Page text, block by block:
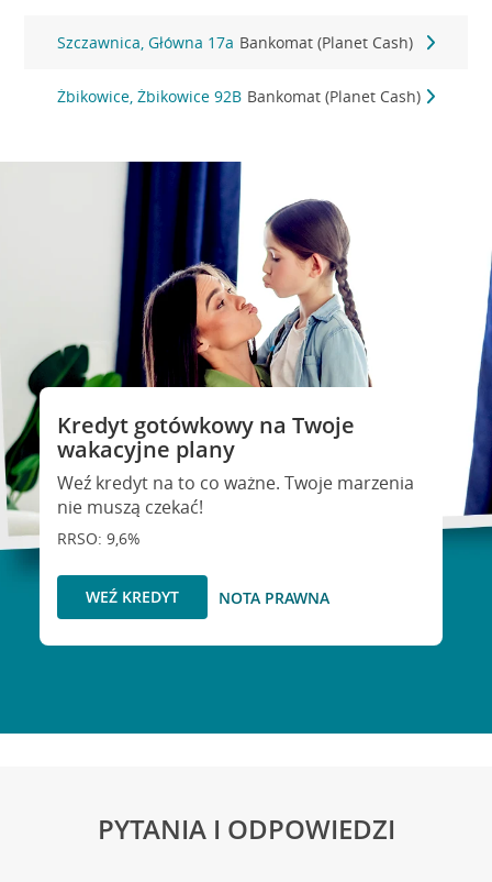
Szczawnica, Główna 17a Bankomat (Planet Cash)
Żbikowice, Żbikowice 92B Bankomat (Planet Cash)
Kredyt gotówkowy na Twoje
wakacyjne plany
Weź kredyt na to co ważne. Twoje marzenia
nie muszą czekać!
RRSO: 9,6%
WEŹ KREDYT NOTA PRAWNA
PYTANIA I ODPOWIEDZI